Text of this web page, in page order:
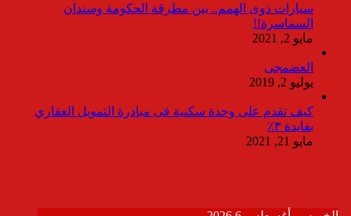
سيارات ذوى الهمم.. بين مطرقة الحكومة وسندان
السماسرة!!
مايو 2, 2021
العضمجى
يوليو 2, 2019
كيف تقدم على وحدة سكنية فى مبادرة التمويل العقاري
بفايدة ٣٪
مايو 21, 2021